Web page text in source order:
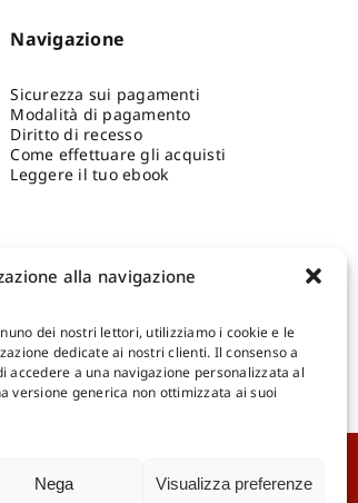
alla navigazione
dei nostri lettori, utilizziamo i cookie e le
dedicate ai nostri clienti. Il consenso a
a una navigazione personalizzata al
versione generica non ottimizzata ai suoi
Nega Visualizza preferenze
Navigazione
Sicurezza sui pagamenti
Modalità di pagamento
Diritto di recesso
Come effettuare gli acquisti
Leggere il tuo ebook
Editore-Pagamenti Sicuri e anche Rateali
Catalogo Online